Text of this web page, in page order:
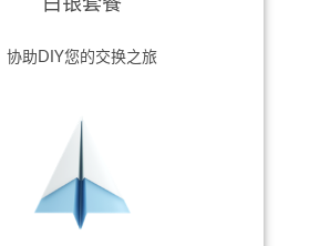
白银套餐
协助DIY您的交换之旅